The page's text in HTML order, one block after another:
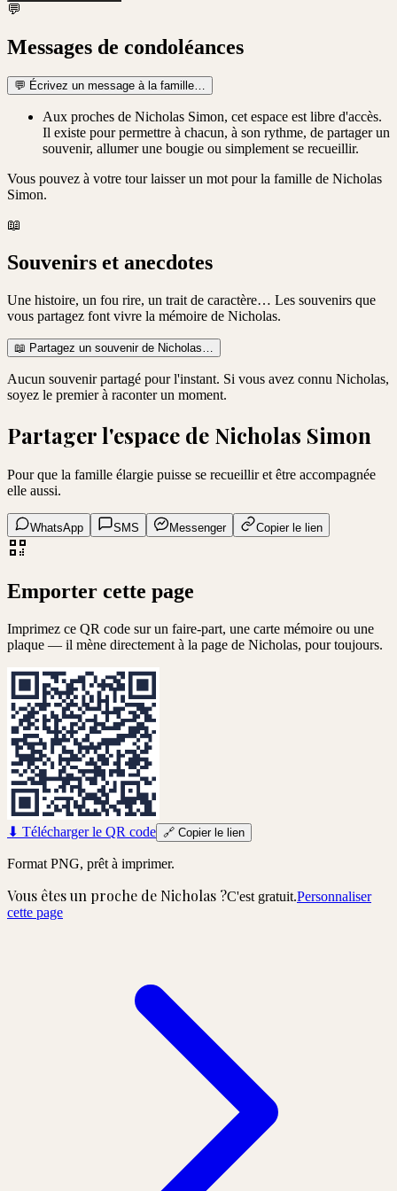
💬
Messages de condoléances
💬 Écrivez un message à la famille…
Aux proches de Nicholas Simon, cet espace est libre d'accès.
Il existe pour permettre à chacun, à son rythme, de partager un
souvenir, allumer une bougie ou simplement se recueillir.
Vous pouvez à votre tour laisser un mot pour la famille de Nicholas
Simon.
📖
Souvenirs et anecdotes
Une histoire, un fou rire, un trait de caractère… Les souvenirs que
vous partagez font vivre la mémoire de Nicholas.
📖 Partagez un souvenir de Nicholas…
Aucun souvenir partagé pour l'instant. Si vous avez connu Nicholas,
soyez le premier à raconter un moment.
Partager l'espace de Nicholas Simon
Pour que la famille élargie puisse se recueillir et être accompagnée
elle aussi.
WhatsApp SMS Messenger Copier le lien
Emporter cette page
Imprimez ce QR code sur un faire-part, une carte mémoire ou une
plaque — il mène directement à la page de Nicholas, pour toujours.
⬇ Télécharger le QR code 🔗 Copier le lien
Format PNG, prêt à imprimer.
Vous êtes un proche de Nicholas ?C'est gratuit.Personnaliser
cette page